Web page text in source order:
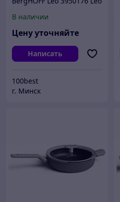
В наличии
Цену уточняйте
Написать
100best
г. Минск